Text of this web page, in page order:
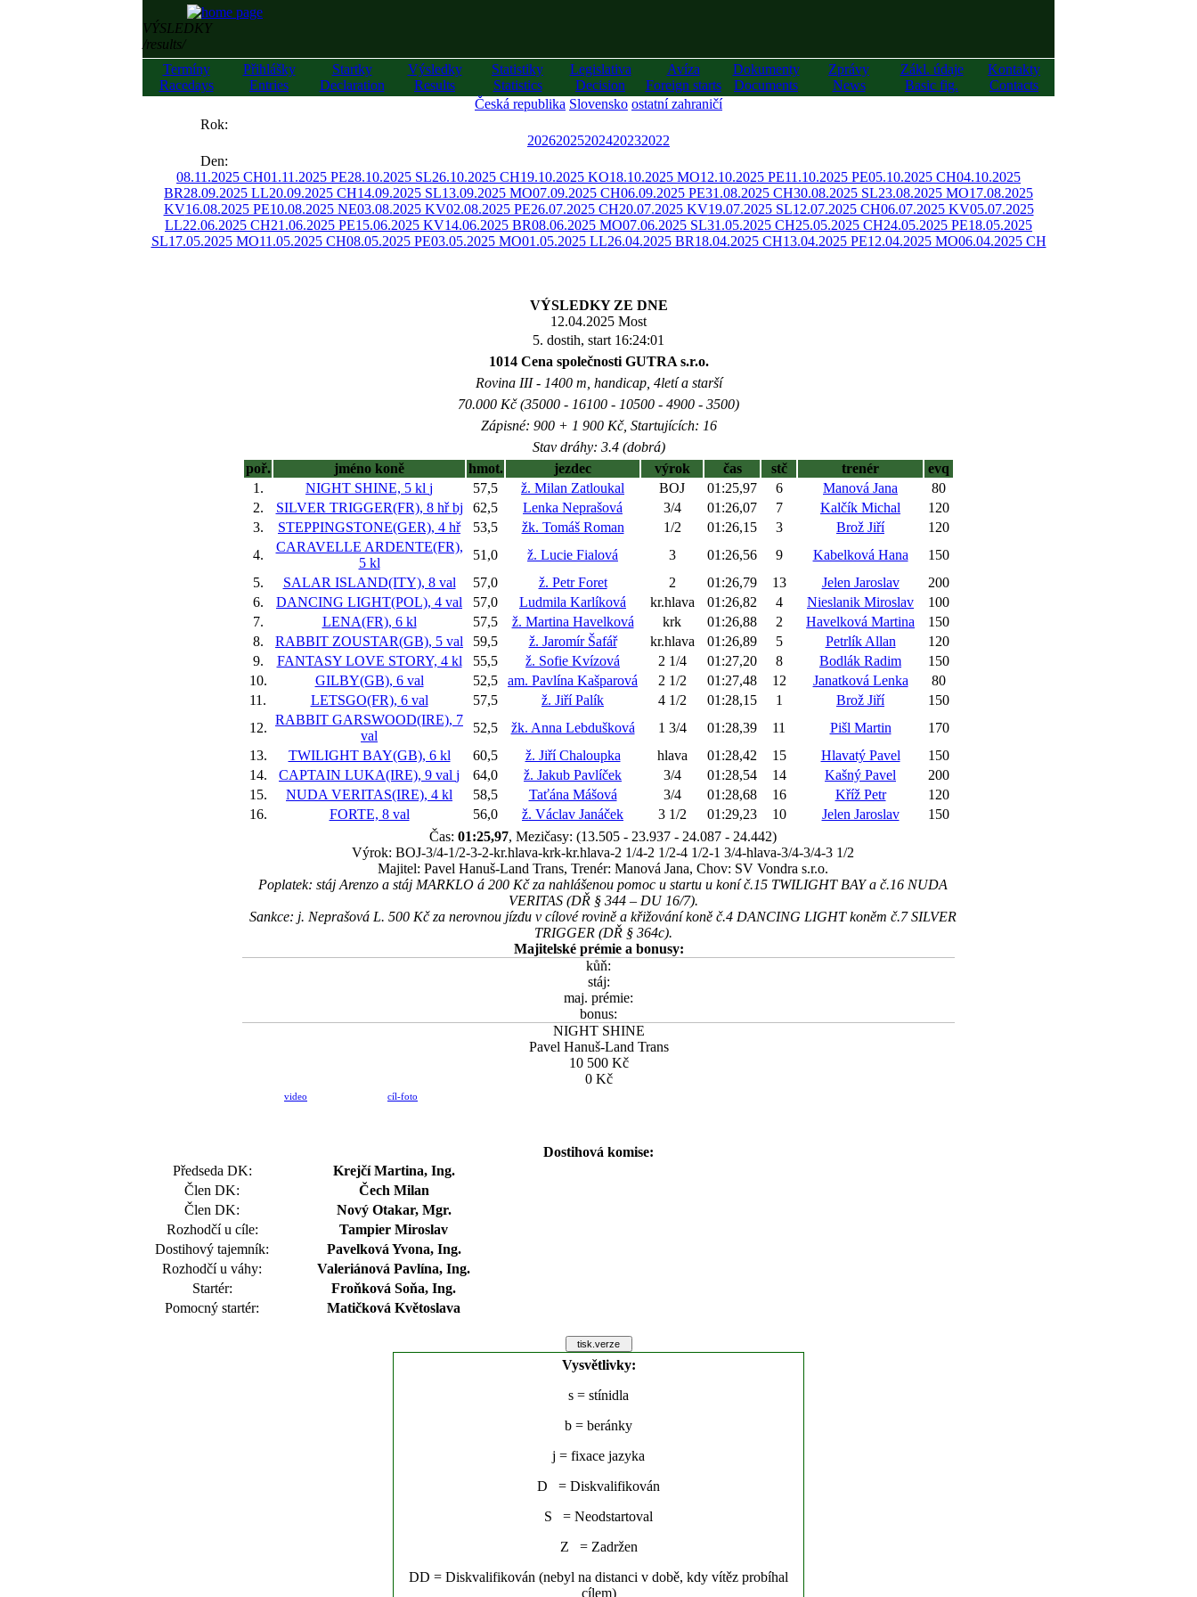
VÝSLEDKY
/results/
Termíny
Racedays
Přihlášky
Entries
Startky
Declaration
Výsledky
Results
Statistiky
Statistics
Legislativa
Decision
Avíza
Foreign starts
Dokumenty
Documents
Zprávy
News
Zákl. údaje
Basic fig.
Kontakty
Contacts
Česká republika Slovensko ostatní zahraničí
Rok:
20262025202420232022
Den:
08.11.2025 CH01.11.2025 PE28.10.2025 SL26.10.2025 CH19.10.2025 KO18.10.2025 MO12.10.2025 PE11.10.2025 PE05.10.2025 CH04.10.2025
BR28.09.2025 LL20.09.2025 CH14.09.2025 SL13.09.2025 MO07.09.2025 CH06.09.2025 PE31.08.2025 CH30.08.2025 SL23.08.2025 MO17.08.2025
KV16.08.2025 PE10.08.2025 NE03.08.2025 KV02.08.2025 PE26.07.2025 CH20.07.2025 KV19.07.2025 SL12.07.2025 CH06.07.2025 KV05.07.2025
LL22.06.2025 CH21.06.2025 PE15.06.2025 KV14.06.2025 BR08.06.2025 MO07.06.2025 SL31.05.2025 CH25.05.2025 CH24.05.2025 PE18.05.2025
SL17.05.2025 MO11.05.2025 CH08.05.2025 PE03.05.2025 MO01.05.2025 LL26.04.2025 BR18.04.2025 CH13.04.2025 PE12.04.2025 MO06.04.2025 CH
VÝSLEDKY ZE DNE
12.04.2025 Most
5. dostih, start 16:24:01
1014 Cena společnosti GUTRA s.r.o.
Rovina III - 1400 m, handicap, 4letí a starší
70.000 Kč (35000 - 16100 - 10500 - 4900 - 3500)
Zápisné: 900 + 1 900 Kč, Startujících: 16
Stav dráhy: 3.4 (dobrá)
poř.
jméno koně hmot. jezdec výrok čas stč trenér
evq
1.
NIGHT SHINE, 5 kl j 57,5 ž. Milan Zatloukal BOJ 01:25,97 6 Manová Jana
80
2.
SILVER TRIGGER(FR), 8 hřbj 62,5 Lenka Neprašová 3/4 01:26,07 7 Kalčík Michal
120
3.
STEPPINGSTONE(GER), 4 hř 53,5 žk. Tomáš Roman 1/2 01:26,15 3 Brož Jiří
120
4.
CARAVELLE ARDENTE(FR),
5 kl
51,0 ž. Lucie Fialová 3 01:26,56 9 Kabelková Hana
150
5.
SALAR ISLAND(ITY), 8 val 57,0 ž. Petr Foret 2 01:26,79 13 Jelen Jaroslav
200
6.
DANCING LIGHT(POL), 4 val 57,0 Ludmila Karlíková kr.hlava 01:26,82 4 Nieslanik Miroslav
100
7.
LENA(FR), 6 kl 57,5 ž. Martina Havelková krk 01:26,88 2 Havelková Martina
150
8.
RABBIT ZOUSTAR(GB), 5 val 59,5 ž. Jaromír Šafář kr.hlava 01:26,89 5 Petrlík Allan
120
9.
FANTASY LOVE STORY, 4 kl 55,5 ž. Sofie Kvízová 2 1/4 01:27,20 8 Bodlák Radim
150
10.
GILBY(GB), 6 val 52,5 am. Pavlína Kašparová 2 1/2 01:27,48 12 Janatková Lenka
80
11.
LETSGO(FR), 6 val 57,5 ž. Jiří Palík 4 1/2 01:28,15 1 Brož Jiří
150
12.
RABBIT GARSWOOD(IRE), 7
val
52,5 žk. Anna Lebdušková 1 3/4 01:28,39 11 Pišl Martin
170
13.
TWILIGHT BAY(GB), 6 kl 60,5 ž. Jiří Chaloupka hlava 01:28,42 15 Hlavatý Pavel
150
14.
CAPTAIN LUKA(IRE), 9 val j 64,0 ž. Jakub Pavlíček 3/4 01:28,54 14 Kašný Pavel
200
15.
NUDA VERITAS(IRE), 4 kl 58,5 Taťána Mášová 3/4 01:28,68 16 Kříž Petr
120
16.
FORTE, 8 val 56,0 ž. Václav Janáček 3 1/2 01:29,23 10 Jelen Jaroslav
150
Čas: 01:25,97, Mezičasy: (13.505 - 23.937 - 24.087 - 24.442)
Výrok: BOJ-3/4-1/2-3-2-kr.hlava-krk-kr.hlava-2 1/4-2 1/2-4 1/2-1 3/4-hlava-3/4-3/4-3 1/2
Majitel: Pavel Hanuš-Land Trans, Trenér: Manová Jana, Chov: SV Vondra s.r.o.
Poplatek: stáj Arenzo a stáj MARKLO á 200 Kč za nahlášenou pomoc u startu u koní č.15 TWILIGHT BAY a č.16 NUDA
VERITAS (DŘ § 344 – DU 16/7).
Sankce: j. Neprašová L. 500 Kč za nerovnou jízdu v cílové rovině a křižování koně č.4 DANCING LIGHT koněm č.7 SILVER
TRIGGER (DŘ § 364c).
Majitelské prémie a bonusy:
kůň:
stáj:
maj. prémie:
bonus:
NIGHT SHINE
Pavel Hanuš-Land Trans
10 500 Kč
0 Kč
video cíl-foto
Dostihová komise:
Předseda DK:
Krejčí Martina, Ing.
Člen DK:
Čech Milan
Člen DK:
Nový Otakar, Mgr.
Rozhodčí u cíle:
Tampier Miroslav
Dostihový tajemník:
Pavelková Yvona, Ing.
Rozhodčí u váhy:
Valeriánová Pavlína, Ing.
Startér:
Froňková Soňa, Ing.
Pomocný startér:
Matičková Květoslava
Vysvětlivky:
s = stínidla
b = beránky
j = fixace jazyka
D = Diskvalifikován
S = Neodstartoval
Z = Zadržen
DD = Diskvalifikován (nebyl na distanci v době, kdy vítěz probíhal
cílem)